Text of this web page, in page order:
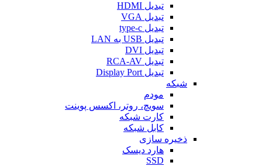
تبدیل HDMI
تبدیل VGA
تبدیل type-c
تبدیل USB به LAN
تبدیل DVI
تبدیل RCA-AV
تبدیل Display Port
شبکه
مودم
سویچ، روتر، اکسس پوینت
کارت شبکه
کابل شبکه
ذخیره سازی
هارد دیسک
SSD